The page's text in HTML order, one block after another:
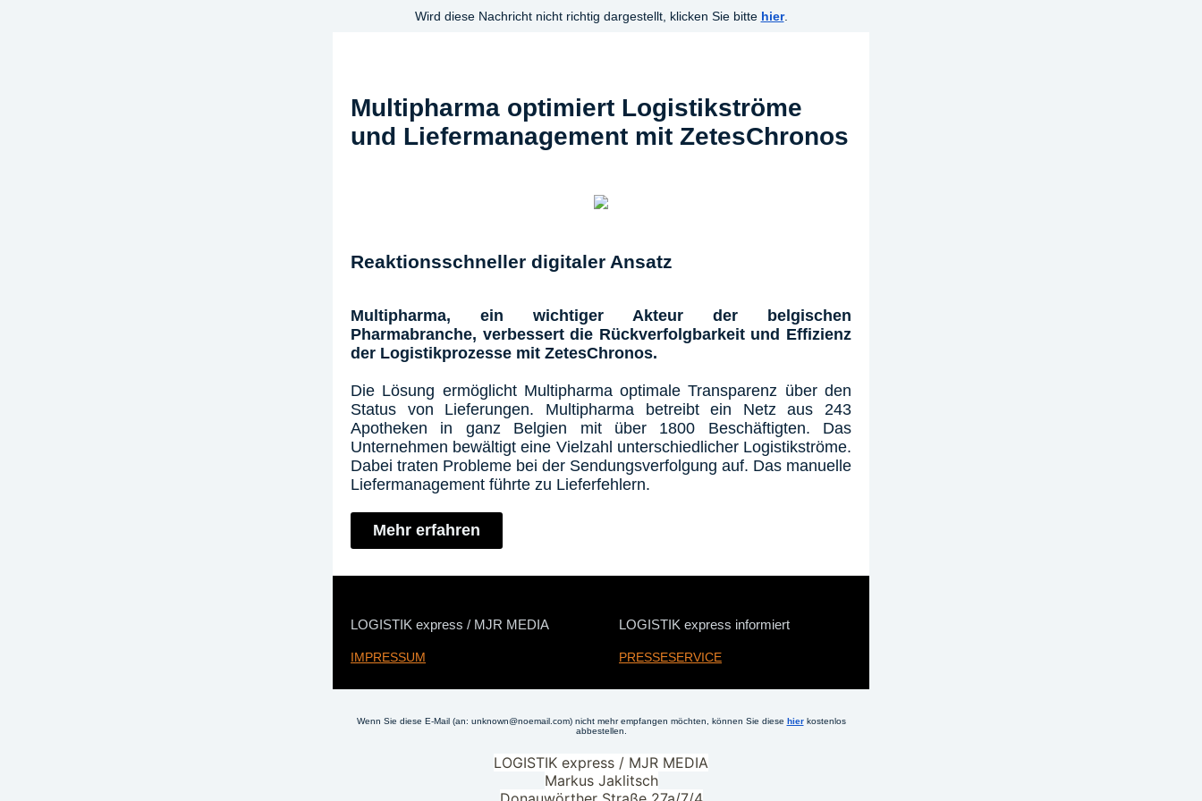
Wird diese Nachricht nicht richtig dargestellt, klicken Sie bitte hier.
Multipharma optimiert Logistikströme
und Liefermanagement mit ZetesChronos
Reaktionsschneller digitaler Ansatz
Multipharma, ein wichtiger Akteur der belgischen
Pharmabranche, verbessert die Rückverfolgbarkeit und Effizienz
der Logistikprozesse mit ZetesChronos.
Die Lösung ermöglicht Multipharma optimale Transparenz über den
Status von Lieferungen. Multipharma betreibt ein Netz aus 243
Apotheken in ganz Belgien mit über 1800 Beschäftigten. Das
Unternehmen bewältigt eine Vielzahl unterschiedlicher Logistikströme.
Dabei traten Probleme bei der Sendungsverfolgung auf. Das manuelle
Liefermanagement führte zu Lieferfehlern.
Mehr erfahren
LOGISTIK express / MJR MEDIA
IMPRESSUM
LOGISTIK express informiert
PRESSESERVICE
Wenn Sie diese E-Mail (an: unknown@noemail.com) nicht mehr empfangen möchten, können Sie diese hierkostenlos
abbestellen.
LOGISTIK express / MJR MEDIA
Markus Jaklitsch